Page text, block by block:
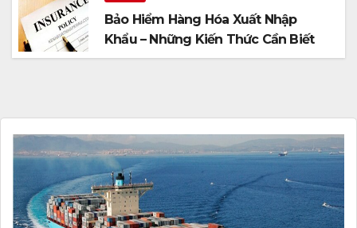
Bảo Hiểm Hàng Hóa Xuất Nhập
Khẩu – Những Kiến Thức Cần Biết